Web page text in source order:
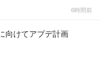
6時間前
向けてアプデ計画